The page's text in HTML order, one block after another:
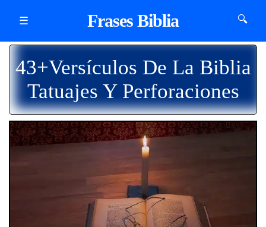
☰ Frases Biblia 🔍
43+Versículos De La Biblia
Tatuajes Y Perforaciones